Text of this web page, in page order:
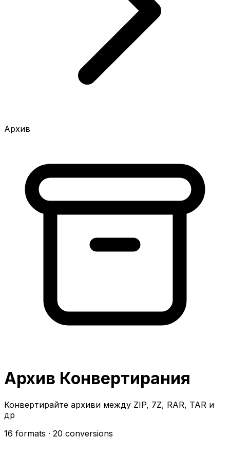
Архив
Архив Конвертирания
Конвертирайте архиви между ZIP, 7Z, RAR, TAR и
др
16 formats · 20 conversions